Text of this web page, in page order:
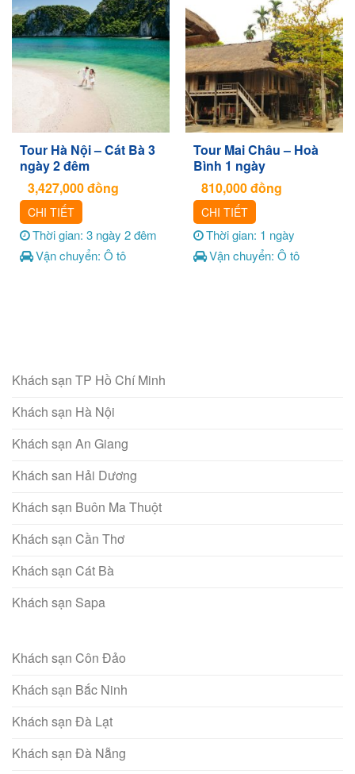
Tour Hà Nội – Cát Bà 3
ngày 2 đêm
3,427,000đồng
CHI TIẾT
Thời gian: 3 ngày 2 đêm
Vận chuyển: Ô tô
Tour Mai Châu – Hoà
Bình 1 ngày
810,000đồng
CHI TIẾT
Thời gian: 1 ngày
Vận chuyển: Ô tô
Khách sạn TP Hồ Chí Minh
Khách sạn Hà Nội
Khách sạn An Giang
Khách san Hải Dương
Khách sạn Buôn Ma Thuột
Khách sạn Cần Thơ
Khách sạn Cát Bà
Khách sạn Sapa
Khách sạn Côn Đảo
Khách sạn Bắc Ninh
Khách sạn Đà Lạt
Khách sạn Đà Nẵng